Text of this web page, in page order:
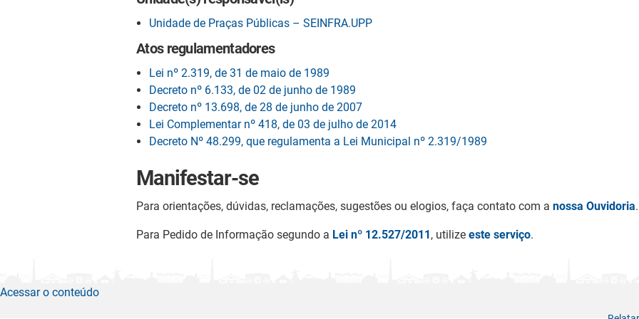
Unidade de Praças Públicas – SEINFRA.UPP
Atos regulamentadores
Lei nº 2.319, de 31 de maio de 1989
Decreto nº 6.133, de 02 de junho de 1989
Decreto nº 13.698, de 28 de junho de 2007
Lei Complementar nº 418, de 03 de julho de 2014
Decreto Nº 48.299, que regulamenta a Lei Municipal nº 2.319/1989
Manifestar-se
Para orientações, dúvidas, reclamações, sugestões ou elogios, faça contato com a nossa Ouvidoria.
Para Pedido de Informação segundo a Lei nº 12.527/2011, utilize este serviço.
Acessar o conteúdo